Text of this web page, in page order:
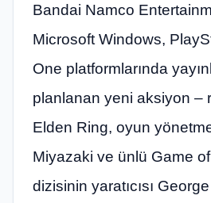
Bandai Namco
Microsoft Windows,
One platformlarında
planlanan yeni aksiyon –
Elden Ring, oyun
Miyazaki ve ünlü Game
dizisinin yaratıcısı